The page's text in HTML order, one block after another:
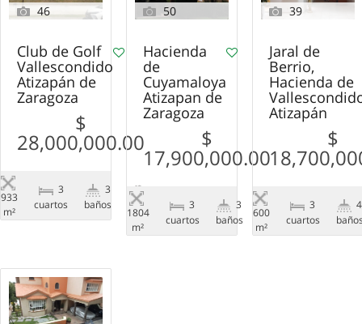
46
Club de Golf
Vallescondido
Atizapán de
Zaragoza
$
28,000,000.00
933
m²
3
сuartos
3
baños
Venta
50
Hacienda
de
Cuyamaloya
Atizapan de
Zaragoza
$
17,900,000.00
1804
m²
3
сuartos
3
baños
Venta
39
Jaral de
Berrio,
Hacienda de
Atizapán
$
600
m²
3
сuartos
4